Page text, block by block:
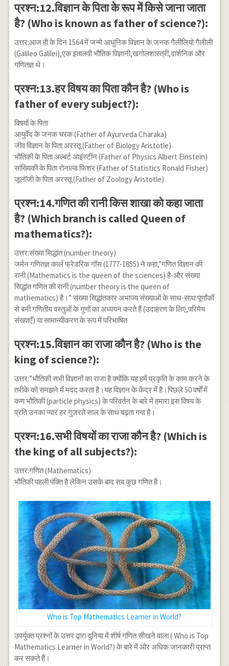
प्रश्न:12.विज्ञान के पिता के रूप में किसे जाना जाता
है? (Who is known as father of science?):
उत्तर:आज ही के दिन 1564 में जन्मे आधुनिक विज्ञान के जनक गैलीलियो गैलीली
(Galileo Galilei),एक इतालवी भौतिक विज्ञानी,खगोलशास्त्री,दार्शनिक और
गणितज्ञ थे।
प्रश्न:13.हर विषय का पिता कौन है? (Who is
father of every subject?):
विषयों के पिता
आयुर्वेद के जनक चरक (Father of Ayurveda Charaka)
जीव विज्ञान के पिता अरस्तू (Father of Biology Aristotle)
भौतिकी के पिता अल्बर्ट आइंस्टीन (Father of Physics Albert Einstein)
सांख्यिकी के पिता रोनाल्ड फिशर (Father of Statistics Ronald Fisher)
जूलॉजी के पिता अरस्तू (Father of Zoology Aristotle)
प्रश्न:14.गणित की रानी किस शाखा को कहा जाता
है? (Which branch is called Queen of
mathematics?):
उत्तर:संख्या सिद्धांत (number theory)
जर्मन गणितज्ञ कार्ल फ्रेडरिक गॉस (1777-1855) ने कहा,”गणित विज्ञान की
रानी (Mathematics is the queen of the sciences) है-और संख्या
सिद्धांत गणित की रानी (number theory is the queen of
mathematics) है।” संख्या सिद्धांतकार अभाज्य संख्याओं के साथ-साथ पूर्णांकों
से बनी गणितीय वस्तुओं के गुणों का अध्ययन करते हैं (उदाहरण के लिए,परिमेय
संख्याएँ) या सामान्यीकरण के रूप में परिभाषित
प्रश्न:15.विज्ञान का राजा कौन है? (Who is the
king of science?):
उत्तर:”भौतिकी सभी विज्ञानों का राजा है क्योंकि यह हमें प्रकृति के काम करने के
तरीके को समझने में मदद करता है।यह विज्ञान के केंद्र में है।पिछले 50 वर्षों में
कण भौतिकी (particle physics) के परिवर्तन के बारे में हमारा इस विषय के
प्रति उनका प्यार हर गुजरते साल के साथ बढ़ता गया है।
प्रश्न:16.सभी विषयों का राजा कौन है? (Which is
the king of all subjects?):
उत्तर:गणित (Mathematics)
भौतिकी पहली पंक्ति है लेकिन उसके बाद सब कुछ गणित है।
Who is Top Mathematics Learner in World?
उपर्युक्त प्रश्नों के उत्तर द्वारा दुनिया में शीर्ष गणित सीखने वाला ( Who is Top
Mathematics Learner in World?) के बारे में ओर अधिक जानकारी प्राप्त
कर सकते हैं।